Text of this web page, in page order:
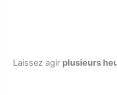
Laissez agir plusieurs